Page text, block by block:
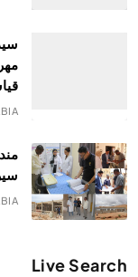
قياسية
Live Search